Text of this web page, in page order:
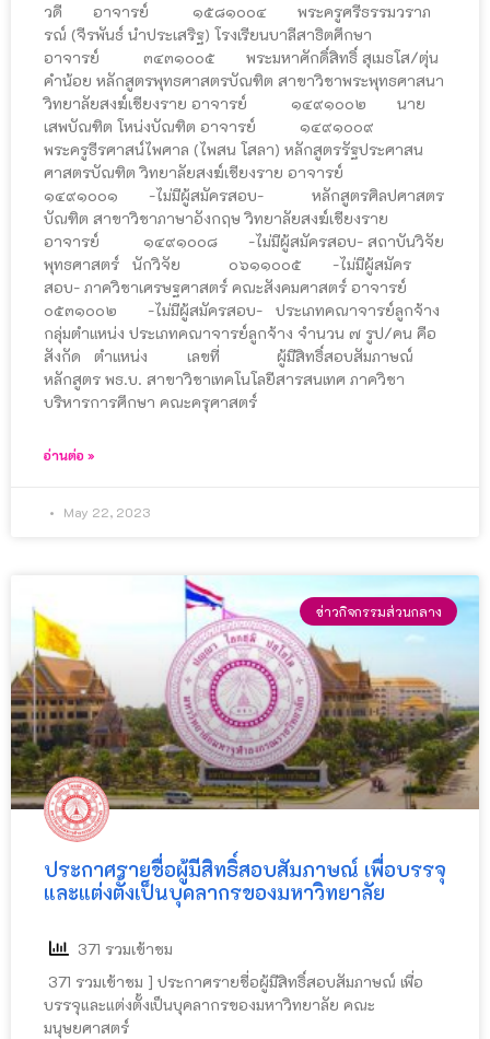
วดี ㅤㅤㅤㅤㅤอาจารย์ ๑๕๘๑๐๐๔ พระครูศรีธรรมวราภ
รณ์ (จีรพันธ์ นำประเสริฐ) ㅤㅤโรงเรียนบาลีสาธิตศึกษา ㅤㅤㅤㅤㅤ
อาจารย์ ๓๔๓๑๐๐๕ พระมหาศักดิ์สิทธิ์ สุเมธโส/ตุ่น
คำน้อย ㅤㅤหลักสูตรพุทธศาสตรบัณฑิต สาขาวิชาพระพุทธศาสนา
วิทยาลัยสงฆ์เชียงราย ㅤㅤㅤㅤㅤอาจารย์ ๑๔๙๑๐๐๒ นาย
เสพบัณฑิต โหน่งบัณฑิต ㅤㅤㅤㅤㅤอาจารย์ ๑๔๙๑๐๐๙
พระครูธีรศาสน์ไพศาล (ไพสน โสลา) ㅤㅤหลักสูตรรัฐประศาสน
ศาสตรบัณฑิต วิทยาลัยสงฆ์เชียงราย ㅤㅤㅤㅤㅤอาจารย์
๑๔๙๑๐๐๑ -ไม่มีผู้สมัครสอบ- หลักสูตรศิลปศาสตร
บัณฑิต สาขาวิชาภาษาอังกฤษ วิทยาลัยสงฆ์เชียงราย ㅤㅤㅤㅤㅤ
อาจารย์ ๑๔๙๑๐๐๘ -ไม่มีผู้สมัครสอบ- ㅤㅤสถาบันวิจัย
พุทธศาสตร์ ㅤㅤㅤㅤㅤนักวิจัย ๐๖๑๑๐๐๕ -ไม่มีผู้สมัคร
สอบ- ㅤㅤภาควิชาเศรษฐศาสตร์ คณะสังคมศาสตร์ ㅤㅤㅤㅤㅤอาจารย์
๐๕๓๑๐๐๒ -ไม่มีผู้สมัครสอบ- ประเภทคณาจารย์ลูกจ้าง ㅤㅤ
กลุ่มตำแหน่ง ประเภทคณาจารย์ลูกจ้าง จำนวน ๗ รูป/คน คือ ㅤㅤ
สังกัด ตำแหน่ง เลขที่ ผู้มีสิทธิ์สอบสัมภาษณ์ ㅤㅤ
หลักสูตร พธ.บ. สาขาวิชาเทคโนโลยีสารสนเทศ ภาควิชา
บริหารการศึกษา คณะครุศาสตร์
อ่านต่อ »
May 22, 2023
ข่าวกิจกรรมส่วนกลาง
ประกาศรายชื่อผู้มีสิทธิ์สอบสัมภาษณ์ เพื่อบรรจุ
และแต่งตั้งเป็นบุคลากรของมหาวิทยาลัย
371 รวมเข้าชม
371 รวมเข้าชม ] ประกาศรายชื่อผู้มีสิทธิ์สอบสัมภาษณ์ เพื่อ
บรรจุและแต่งตั้งเป็นบุคลากรของมหาวิทยาลัย คณะ
มนุษยศาสตร์